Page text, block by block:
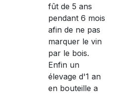
fût de 5 ans
pendant 6 mois
afin de ne pas
marquer le vin
par le bois.
Enfin un
élevage d'1 an
en bouteille a